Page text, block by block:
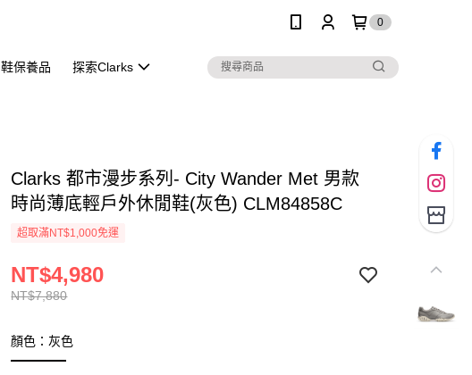
0
鞋保養品 探索Clarks
Clarks 都市漫步系列- City Wander Met 男款
時尚薄底輕戶外休閒鞋(灰色) CLM84858C
超取滿NT$1,000免運
NT$7,880
NT$4,980
顏色：灰色